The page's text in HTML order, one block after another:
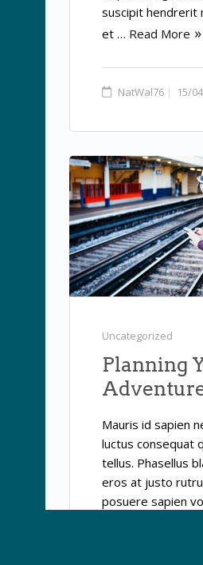
suscipit hendrerit
et … Read More
NatWal76 15/
Uncategorized
Planning
Mauris id sapien
luctus consequat
tellus. Phasellus
eros at justo
posuere sapien